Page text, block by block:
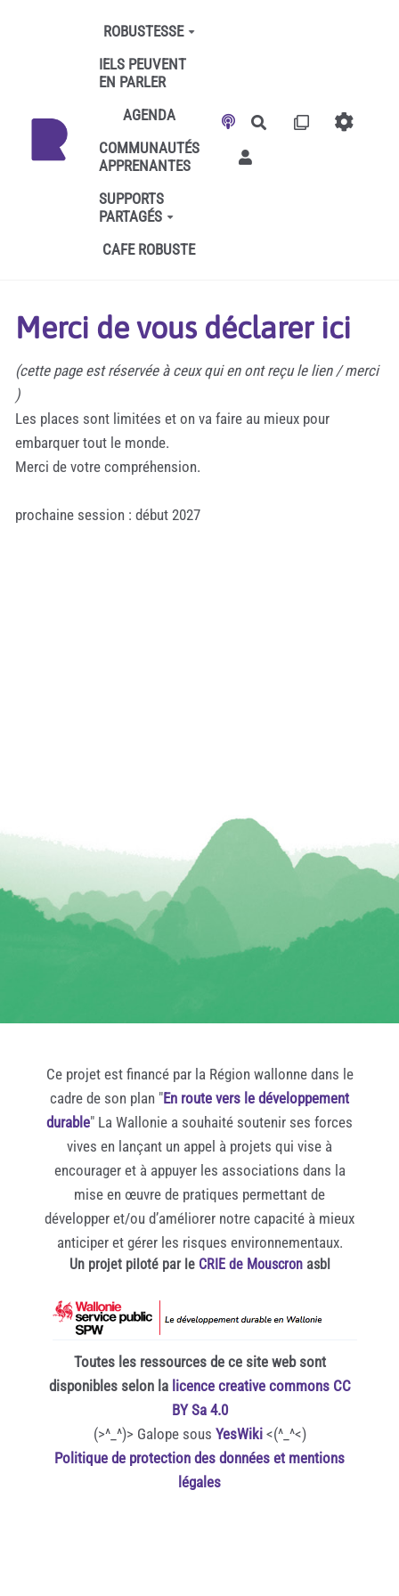
Aller au contenu principal
ROBUSTESSE
IELS PEUVENT
EN PARLER
AGENDA
COMMUNAUTÉS
APPRENANTES
SUPPORTS
PARTAGÉS
CAFE ROBUSTE
Rechercher
Merci de vous déclarer ici
(cette page est réservée à ceux qui en ont reçu le lien / merci
)
Les places sont limitées et on va faire au mieux pour
embarquer tout le monde.
Merci de votre compréhension.
prochaine session : début 2027
Ce projet est financé par la Région wallonne dans le
cadre de son plan "En route vers le développement
durable" La Wallonie a souhaité soutenir ses forces
vives en lançant un appel à projets qui vise à
encourager et à appuyer les associations dans la
mise en œuvre de pratiques permettant de
développer et/ou d’améliorer notre capacité à mieux
anticiper et gérer les risques environnementaux.
Un projet piloté par le CRIE de Mouscronasbl
Toutes les ressources de ce site web sont
disponibles selon la licence creative commons CC
BY Sa 4.0
(>^_^)> Galope sous YesWiki<(^_^<)
Politique de protection des données et mentions
légales